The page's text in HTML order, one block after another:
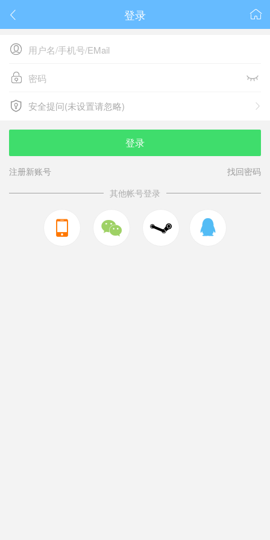
 
登录

 
 
安全提问(未设置请忽略)
安全提问(未设置请忽略)
登录
注册新账号
找回密码
其他帐号登录
  